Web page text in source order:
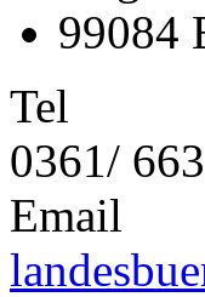
99084
Tel
0361/
Email